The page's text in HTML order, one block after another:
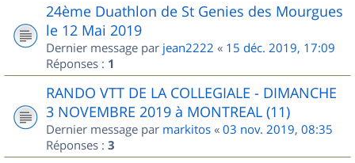
24ème Duathlon de St Genies des Mourgues
le 12 Mai 2019
Dernier message par jean2222 « 15 déc. 2019, 17:09
Réponses : 1
RANDO VTT DE LA COLLEGIALE - DIMANCHE
3 NOVEMBRE 2019 à MONTREAL (11)
Dernier message par markitos « 03 nov. 2019, 08:35
Réponses : 3